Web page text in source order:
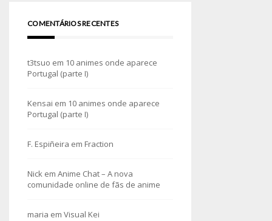
COMENTÁRIOS RECENTES
t3tsuo em 10 animes onde aparece
Portugal (parte I)
Kensai em 10 animes onde aparece
Portugal (parte I)
F. Espiñeira em Fraction
Nick em Anime Chat – A nova
comunidade online de fãs de anime
maria em Visual Kei